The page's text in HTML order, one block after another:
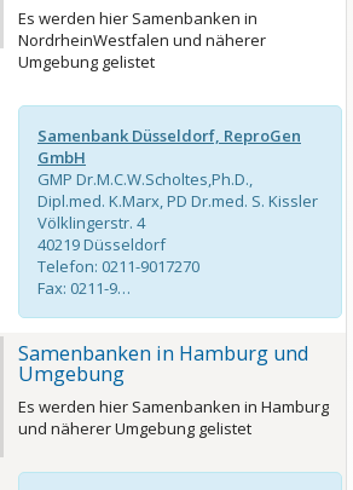
Es werden hier Samenbanken in
NordrheinWestfalen und näherer
Umgebung gelistet
Samenbank Düsseldorf, ReproGen
GmbH
GMP Dr.M.C.W.Scholtes,Ph.D.,
Dipl.med. K.Marx, PD Dr.med. S. Kissler
Völklingerstr. 4
40219 Düsseldorf
Telefon: 0211-9017270
Fax: 0211-9…
Samenbanken in Hamburg und
Umgebung
Es werden hier Samenbanken in Hamburg
und näherer Umgebung gelistet